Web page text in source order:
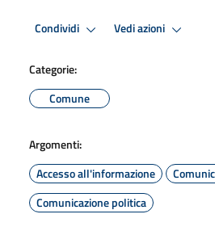
Condividi Vedi azioni
Categorie:
Comune
Argomenti:
Accesso all'informazione
Comunicazione politica